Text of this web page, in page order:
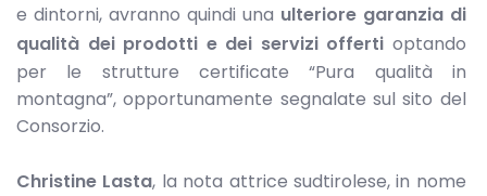
e dintorni, avranno quindi una ulteriore garanzia di
qualità dei prodotti e dei servizi offerti optando
per le strutture certificate “Pura qualità in
montagna”, opportunamente segnalate sul sito del
Consorzio.
Christine Lasta, la nota attrice sudtirolese, in nome